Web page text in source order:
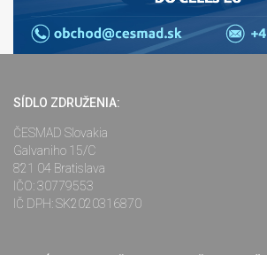
SÍDLO ZDRUŽENIA:
ČESMAD Slovakia
Galvaniho 15/C
821 04 Bratislava
IČO: 30779553
IČ DPH: SK2020316870